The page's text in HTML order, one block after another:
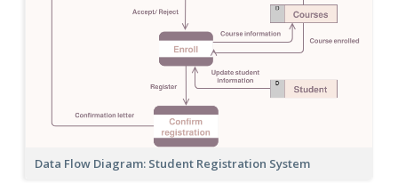
Data Flow Diagram: Student Registration System